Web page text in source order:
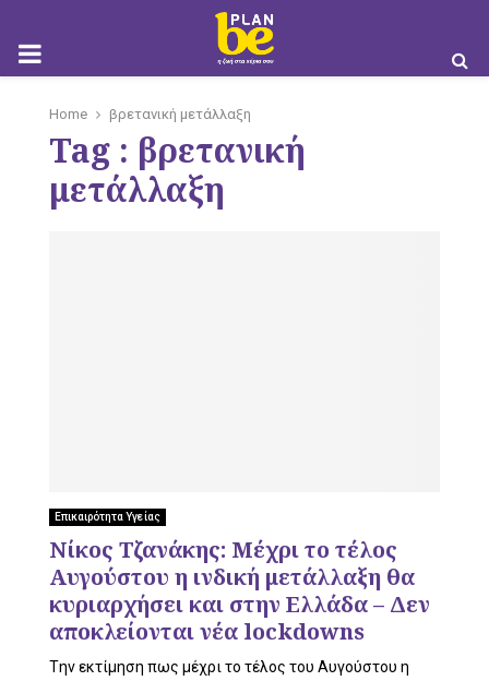
M
Home βρετανική μετάλλαξη
Tag : βρετανική
μετάλλαξη
Επικαιρότητα Υγείας
Νίκος Τζανάκης: Μέχρι το τέλος
Αυγούστου η ινδική μετάλλαξη θα
κυριαρχήσει και στην Ελλάδα – Δεν
αποκλείονται νέα lockdowns
Tην εκτίμηση πως μέχρι το τέλος του Αυγούστου η